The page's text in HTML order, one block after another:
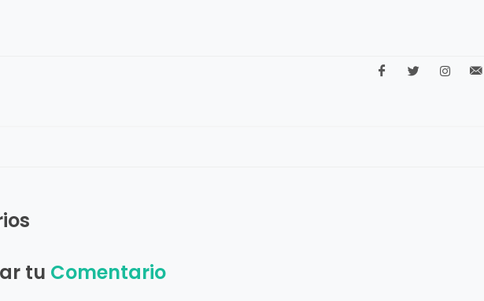
tu Comentario